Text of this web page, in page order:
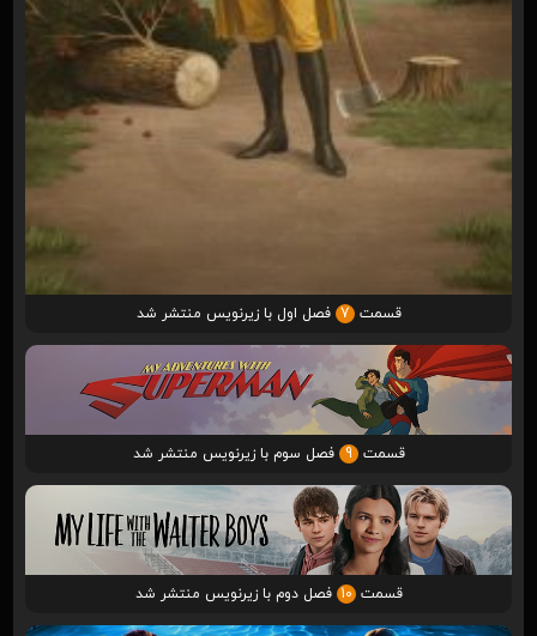
قسمت 7 فصل اول با زیرنویس منتشر شد
قسمت 9 فصل سوم با زیرنویس منتشر شد
قسمت 10 فصل دوم با زیرنویس منتشر شد